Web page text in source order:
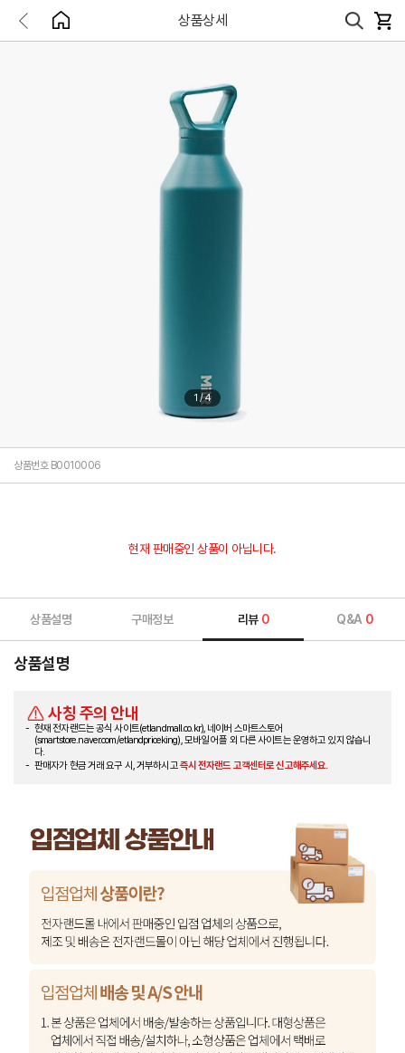
상품상세
1 /4
상품번호 B0010006
현재 판매중인 상품이 아닙니다.
상품설명 구매정보 리뷰 0 Q&A 0
상품설명
사칭 주의 안내
현재 전자랜드는 공식 사이트(etlandmall.co.kr), 네이버 스마트스토어
(smartstore.naver.com/etlandpriceking), 모바일 어플 외 다른 사이트는 운영하고 있지 않습니
다.
판매자가 현금 거래 요구 시, 거부하시고즉시 전자랜드 고객센터로 신고해주세요.